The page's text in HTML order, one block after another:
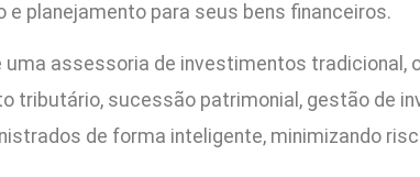
e planejamento para seus bens financeiros.
uma assessoria de investimentos tradicional,
tributário, sucessão patrimonial, gestão de
de forma inteligente, minimizando